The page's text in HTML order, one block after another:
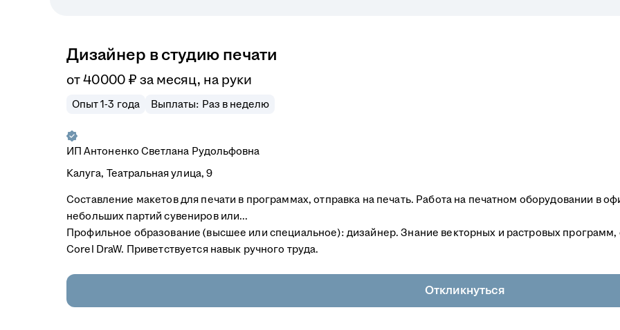
Дизайнер в студию печати
от40 000 ₽ за месяц, на руки
Опыт 1-3 года Выплаты: Раз в неделю
ИПАнтоненко Светлана Рудольфовна
Калуга, Театральная улица, 9
Составление макетов для печати в программах, отправка на печать. Работа на печатном оборудовании в
небольших партий сувениров или...
Профильное образование (высшее или специальное): дизайнер. Знание векторных и растровых программ,
Corel DraW. Приветствуется навык ручного труда.
Откликнуться